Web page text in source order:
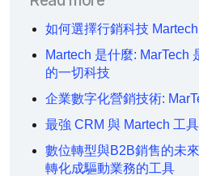
如何選擇行銷科技
Martech 是什麼: MarTech
的一切科技
企業數字化營銷技術:
最強 CRM 與 Martech 工
數位轉型與B2B銷售的未
轉化成驅動業務的工具